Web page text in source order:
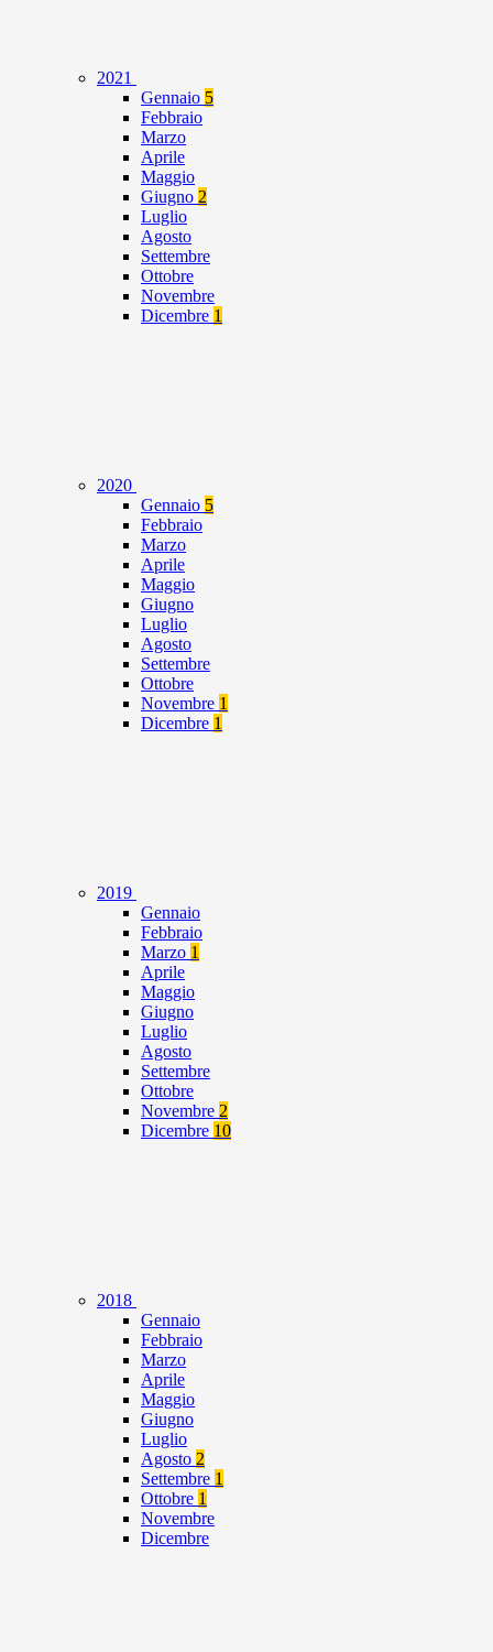
2021
Gennaio 5
Febbraio
Marzo
Aprile
Maggio
Giugno 2
Luglio
Agosto
Settembre
Ottobre
Novembre
Dicembre 1
2020
Gennaio 5
Febbraio
Marzo
Aprile
Maggio
Giugno
Luglio
Agosto
Settembre
Ottobre
Novembre 1
Dicembre 1
2019
Gennaio
Febbraio
Marzo 1
Aprile
Maggio
Giugno
Luglio
Agosto
Settembre
Ottobre
Novembre 2
Dicembre 10
2018
Gennaio
Febbraio
Marzo
Aprile
Maggio
Giugno
Luglio
Agosto 2
Settembre 1
Ottobre 1
Novembre
Dicembre